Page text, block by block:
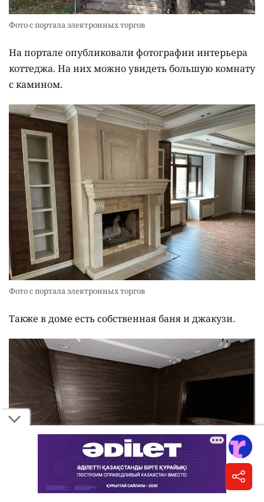
Фото с портала электронных торгов
На портале опубликовали фотографии интерьера
коттеджа. На них можно увидеть большую комнату
с камином.
Фото с портала электронных торгов
Также в доме есть собственная баня и джакузи.